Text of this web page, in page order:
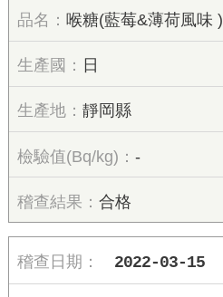
喉糖(藍莓&薄荷風味 )
日
靜岡縣
-
合格
2022-03-15